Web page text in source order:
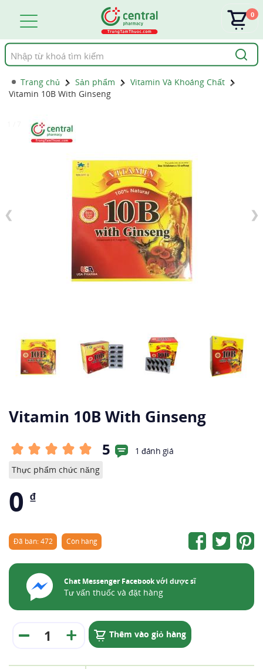
Tìm
kiếm
0
Trang chủ Sản phẩm
Vitamin Và Khoáng Chất
Vitamin 10B With Ginseng
❮ ❯
Vitamin 10B With Ginseng
5
1 đánh giá
Thực phẩm chức năng
0 ₫
Đã bán: 472 Còn hàng
Chat Messenger Facebook với dược sĩ
Tư vấn thuốc và đặt hàng
Thêm vào giỏ hàng